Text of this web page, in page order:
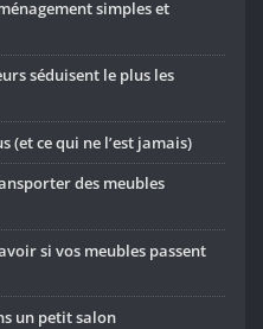
simples et
séduisent le plus les
(et ce qui ne l’est jamais)
des meubles
si vos meubles passent
un petit salon